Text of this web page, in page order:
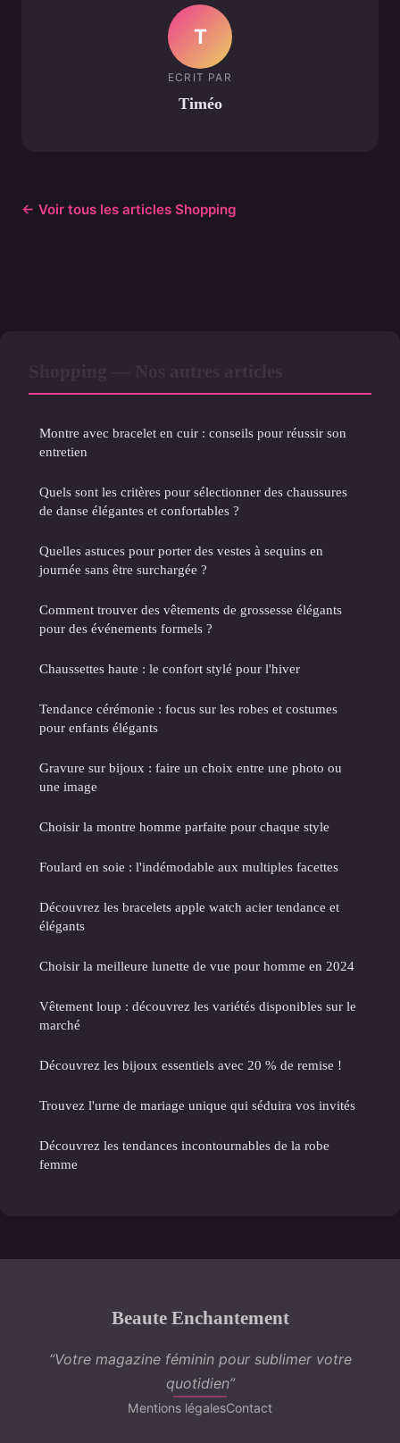
T
ECRIT PAR
Timéo
← Voir tous les articles Shopping
Montre avec bracelet en cuir : conseils pour réussir son
entretien
Quels sont les critères pour sélectionner des chaussures
de danse élégantes et confortables ?
Quelles astuces pour porter des vestes à sequins en
journée sans être surchargée ?
Comment trouver des vêtements de grossesse élégants
pour des événements formels ?
Chaussettes haute : le confort stylé pour l'hiver
Tendance cérémonie : focus sur les robes et costumes
pour enfants élégants
Gravure sur bijoux : faire un choix entre une photo ou
une image
Choisir la montre homme parfaite pour chaque style
Foulard en soie : l'indémodable aux multiples facettes
Découvrez les bracelets apple watch acier tendance et
élégants
Choisir la meilleure lunette de vue pour homme en 2024
Vêtement loup : découvrez les variétés disponibles sur le
marché
Découvrez les bijoux essentiels avec 20 % de remise !
Trouvez l'urne de mariage unique qui séduira vos invités
Découvrez les tendances incontournables de la robe
femme
Beaute Enchantement
“Votre magazine féminin pour sublimer votre
quotidien”
Mentions légalesContact